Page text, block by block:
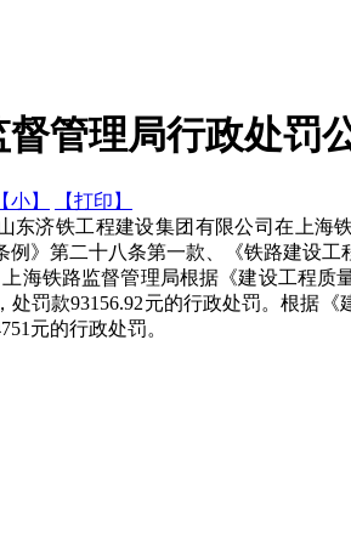
管理局行政处罚
【小】
【打印】
济铁工程建设集团有限公司在上海
例》第二十八条第一款、《铁路建设
铁路监督管理局根据《建设工程质
处罚款93156.92元的行政处罚。根据
元的行政处罚。